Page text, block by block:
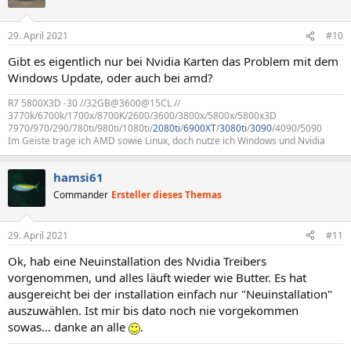
29. April 2021 #10
Gibt es eigentlich nur bei Nvidia Karten das Problem mit dem
Windows Update, oder auch bei amd?
R7 5800X3D -30 //32GB@3600@15CL //
3770k/6700k/1700x/8700K/2600/3600/3800x/5800x/5800x3D
7970/970/290/780ti/980ti/1080ti/2080ti/6900XT/3080ti/3090/4090/5090
Im Geiste trage ich AMD sowie Linux, doch nutze ich Windows und Nvidia
hamsi61
Commander Ersteller dieses Themas
29. April 2021 #11
Ok, hab eine Neuinstallation des Nvidia Treibers
vorgenommen, und alles läuft wieder wie Butter. Es hat
ausgereicht bei der installation einfach nur "Neuinstallation"
auszuwählen. Ist mir bis dato noch nie vorgekommen
sowas... danke an alle
.